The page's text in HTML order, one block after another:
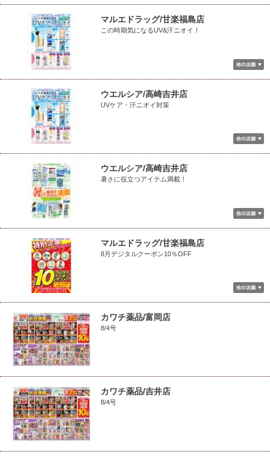
マルエドラッグ/甘楽福島店
この時期気になるUV&汗ニオイ！
ウエルシア/高崎吉井店
UVケア・汗ニオイ対策
ウエルシア/高崎吉井店
暑さに役立つアイテム満載！
マルエドラッグ/甘楽福島店
8月デジタルクーポン10％OFF
カワチ薬品/富岡店
8/4号
カワチ薬品/吉井店
8/4号